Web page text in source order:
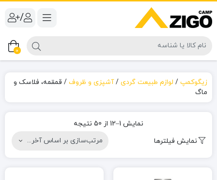
/
0
زیگوکمپ / لوازم طبیعت گردی /آشپزی و ظروف / قمقمه، فلاسک و
ماگ
نمایش 1–12 از 50 نتیجه
نمایش فیلترها